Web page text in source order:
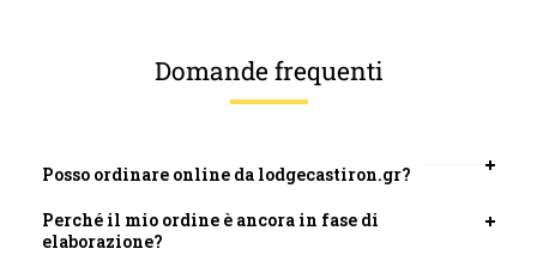
Domande frequenti
Posso ordinare online da lodgecastiron.gr?
scheda
Perché il mio ordine è ancora in fase di
elaborazione?